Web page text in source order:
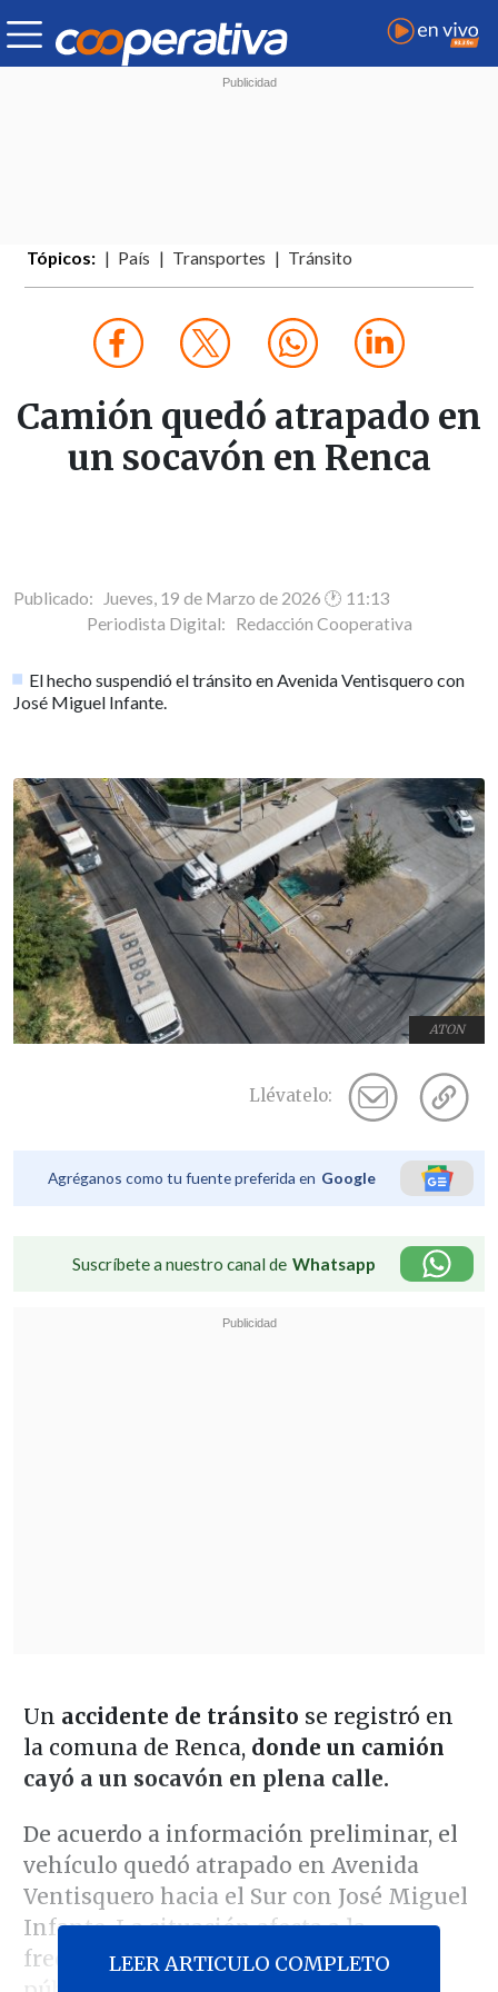
Tópicos: País Transportes Tránsito
Camión quedó atrapado en
un socavón en Renca
Publicado: Jueves, 19 de Marzo de 2026 🕐 11:13
Periodista Digital: Redacción Cooperativa
El hecho suspendió el tránsito en Avenida Ventisquero con
José Miguel Infante.
ATON
Llévatelo:
Agréganos como tu fuente preferida en Google
Suscríbete a nuestro canal de Whatsapp
Un accidente de tránsito se registró en
la comuna de Renca, donde un camión
cayó a un socavón en plena calle.
De acuerdo a información preliminar, el
vehículo quedó atrapado en Avenida
Ventisquero hacia el Sur con José Miguel
Infante. La situación afecta a la
frecuencia de buses de transporte
LEER ARTICULO COMPLETO